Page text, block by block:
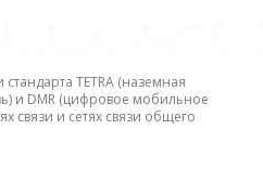
TETRA (наземная
и DMR (цифровое мобильное
связи и сетях связи общего